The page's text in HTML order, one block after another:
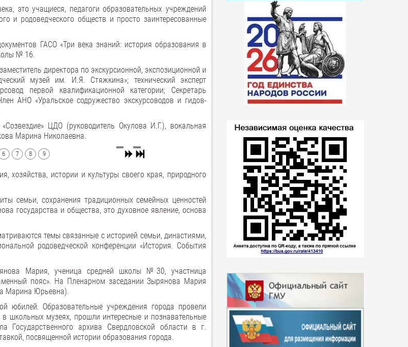
это учащиеся, педагоги образовательных учреждений
и родоведческого обществ и просто заинтересованные
ГАСО «Три века знаний: история образования в
№ 16.
директора по экскурсионной, экспозиционной и
музей им. И.Я. Стяжкина»; технический эксперт
первой квалификационной категории; Секретарь
АНО «Уральское содружество экскурсоводов и гидов-
ЦДО (руководитель Окулова И.Г.), вокальная
Марина Николаевна.
6 7 8 9
хозяйства, истории и культуры своего края, природного
семьи, сохранения традиционных семейных ценностей
государства и общества, это духовное явление, основа
темы связанные с историей семьи, династиями,
родоведческой конференции «История. События
Мария, ученица средней школы №30, участница
пояс». На Пленарном заседании Зырянова Мария
Марина Юрьевна).
юбилей. Образовательные учреждения города провели
школьных музеях, прошли интересные и познавательные
Государственного архива Свердловской области в г.
посвященной истории образования города.